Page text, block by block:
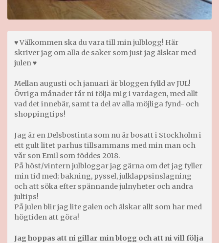
♥ Välkommen ska du vara till min julblogg! Här
skriver jag om alla de saker som just jag älskar med
julen ♥
Mellan augusti och januari är bloggen fylld av JUL!
Övriga månader får ni följa mig i vardagen, med allt
vad det innebär, samt ta del av alla möjliga fynd- och
shoppingtips!
Jag är en Delsbostinta som nu är bosatt i Stockholm i
ett gult litet parhus tillsammans med min man och
vår son Emil som föddes 2018.
På höst/vintern julbloggar jag gärna om det jag fyller
min tid med; bakning, pyssel, julklappsinslagning
och att söka efter spännande julnyheter och andra
jultips!
På julen blir jag lite galen och älskar allt som har med
högtiden att göra!
Jag hoppas att ni gillar min blogg och att ni vill följa